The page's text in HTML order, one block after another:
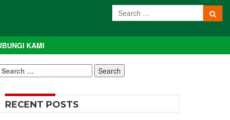
KAMI
Search
for:
RECENT POSTS